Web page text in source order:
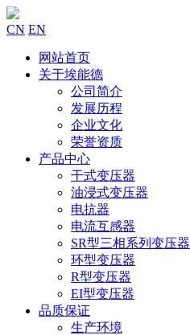
CN EN
网站首页
关于埃能德
公司简介
发展历程
企业文化
荣誉资质
产品中心
干式变压器
油浸式变压器
电抗器
电流互感器
SR型三相系列变压器
环型变压器
R型变压器
EI型变压器
品质保证
生产环境